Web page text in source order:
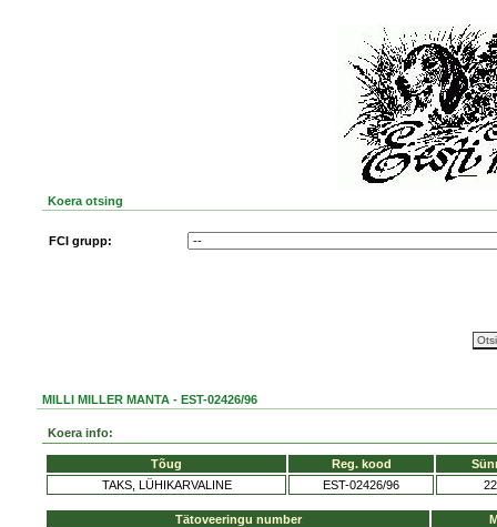
Koera otsing
FCI grupp:
MILLI MILLER MANTA - EST-02426/96
Koera info:
Tõug Reg. kood
TAKS, LÜHIKARVALINE
EST-02426/96
Tätoveeringu number